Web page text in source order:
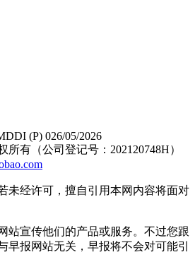
(P) 026/05/2026
有（公司登记号：202120748H）
未经许可，擅自引用本网内容将面对
站宣传他们的产品或服务。不过您跟
早报网站无关，早报将不会对可能引